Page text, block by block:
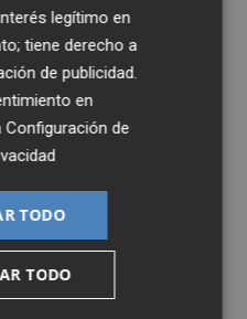
legítimo en
tiene derecho a
de publicidad
en
Configuración de
TODO
TODO